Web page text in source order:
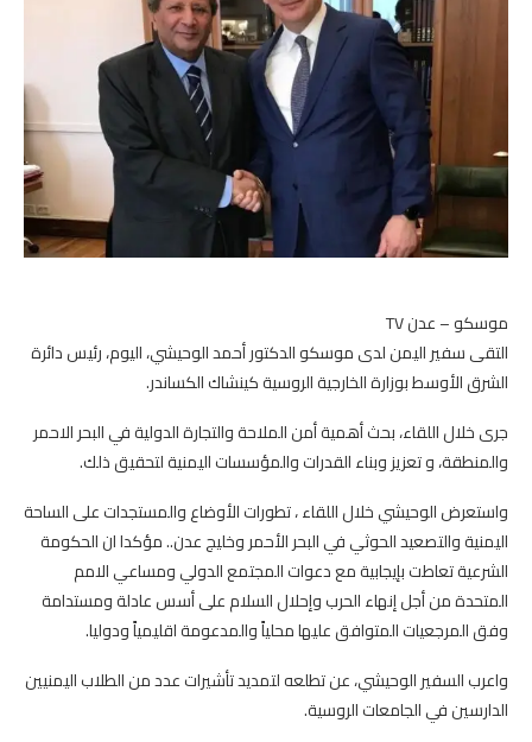
موسكو – عدن TV
التقى سفير اليمن لدى موسكو الدكتور أحمد الوحيشي، اليوم، رئيس دائرة
الشرق الأوسط بوزارة الخارجية الروسية كينشاك الكساندر.
جرى خلال اللقاء، بحث أهمية أمن الملاحة والتجارة الدولية في البحر الاحمر
والمنطقة، و تعزيز وبناء القدرات والمؤسسات اليمنية لتحقيق ذلك.
واستعرض الوحيشي خلال اللقاء ، تطورات الأوضاع والمستجدات على الساحة
اليمنية والتصعيد الحوثي في البحر الأحمر وخليج عدن.. مؤكدا ان الحكومة
الشرعية تعاطت بإيجابية مع دعوات المجتمع الدولي ومساعي الامم
المتحدة من أجل إنهاء الحرب وإحلال السلام على أسس عادلة ومستدامة
وفق المرجعيات المتوافق عليها محلياً والمدعومة اقليمياً ودوليا.
واعرب السفير الوحيشي، عن تطلعه لتمديد تأشيرات عدد من الطلاب اليمنيين
الدارسين في الجامعات الروسية.